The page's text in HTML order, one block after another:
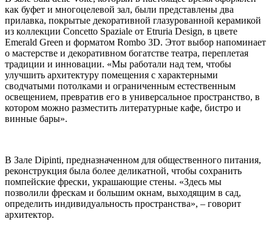
как буфет и многоцелевой зал, были представлены два
прилавка, покрытые декоративной глазурованной керамикой
из коллекции Concetto Spaziale от Etruria Design, в цвете
Emerald Green и форматом Rombo 3D. Этот выбор напоминает
о мастерстве и декоративном богатстве театра, переплетая
традиции и инновации. «Мы работали над тем, чтобы
улучшить архитектуру помещения с характерными
сводчатыми потолками и ограниченным естественным
освещением, превратив его в универсальное пространство, в
котором можно разместить литературные кафе, бистро и
винные бары».
В Зале Dipinti, предназначенном для общественного питания,
реконструкция была более деликатной, чтобы сохранить
помпейские фрески, украшающие стены. «Здесь мы
позволили фрескам и большим окнам, выходящим в сад,
определить индивидуальность пространства», – говорит
архитектор.